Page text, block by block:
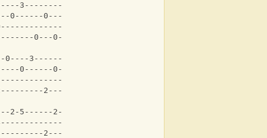
3--------|
0------0---|
|
0---0-|
3--------|
0------0---|
|
2---2-|
2-5------2--||
||
2---*||